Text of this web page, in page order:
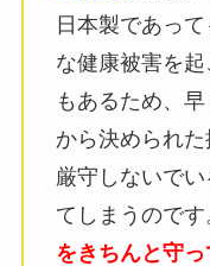
日本製であっ
な健康被害を
もあるため、
から決められ
厳守しないで
てしまうのです
をきちんと守